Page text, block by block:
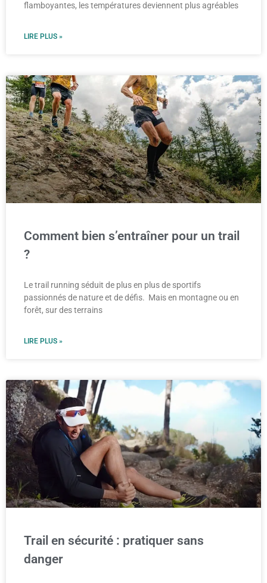
flamboyantes, les températures deviennent plus agréables
LIRE PLUS »
Comment bien s’entraîner pour un trail
?
Le trail running séduit de plus en plus de sportifs
passionnés de nature et de défis. Mais en montagne ou en
forêt, sur des terrains
LIRE PLUS »
Trail en sécurité : pratiquer sans
danger